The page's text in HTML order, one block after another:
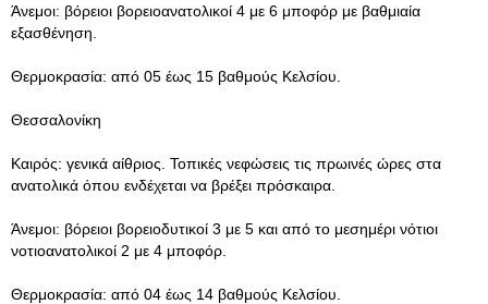
Άνεμοι: βόρειοι βορειοανατολικοί 4 με 6 μποφόρ με βαθμιαία
εξασθένηση.
Θερμοκρασία: από 05 έως 15 βαθμούς Κελσίου.
Θεσσαλονίκη
Καιρός: γενικά αίθριος. Τοπικές νεφώσεις τις πρωινές ώρες στα
ανατολικά όπου ενδέχεται να βρέξει πρόσκαιρα.
Άνεμοι: βόρειοι βορειοδυτικοί 3 με 5 και από το μεσημέρι νότιοι
νοτιοανατολικοί 2 με 4 μποφόρ.
Θερμοκρασία: από 04 έως 14 βαθμούς Κελσίου.